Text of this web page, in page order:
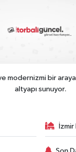
bir
altyapı sunuyor.
İzmir